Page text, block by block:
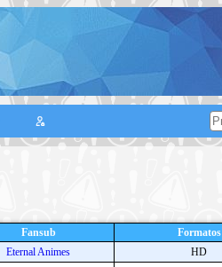
Fansub Formatos
Eternal Animes
HD